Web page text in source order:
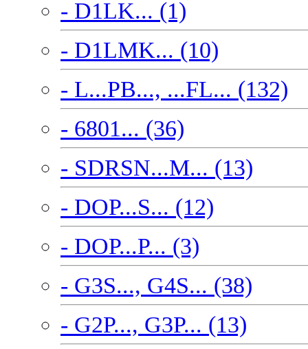
- D1LK... (1)
- D1LMK... (10)
- L...PB..., ...FL... (132)
- 6801... (36)
- SDRSN...M... (13)
- DOP...S... (12)
- DOP...P... (3)
- G3S..., G4S... (38)
- G2P..., G3P... (13)